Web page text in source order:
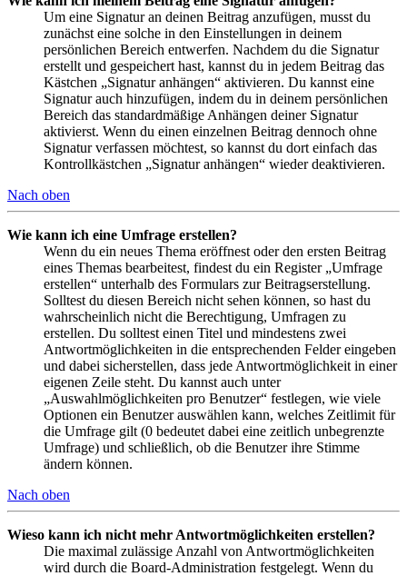
Um eine Signatur an deinen Beitrag anzufügen, musst du
zunächst eine solche in den Einstellungen in deinem
persönlichen Bereich entwerfen. Nachdem du die Signatur
erstellt und gespeichert hast, kannst du in jedem Beitrag das
Kästchen „Signatur anhängen“ aktivieren. Du kannst eine
Signatur auch hinzufügen, indem du in deinem persönlichen
Bereich das standardmäßige Anhängen deiner Signatur
aktivierst. Wenn du einen einzelnen Beitrag dennoch ohne
Signatur verfassen möchtest, so kannst du dort einfach das
Kontrollkästchen „Signatur anhängen“ wieder deaktivieren.
Nach oben
Wie kann ich eine Umfrage erstellen?
Wenn du ein neues Thema eröffnest oder den ersten Beitrag
eines Themas bearbeitest, findest du ein Register „Umfrage
erstellen“ unterhalb des Formulars zur Beitragserstellung.
Solltest du diesen Bereich nicht sehen können, so hast du
wahrscheinlich nicht die Berechtigung, Umfragen zu
erstellen. Du solltest einen Titel und mindestens zwei
Antwortmöglichkeiten in die entsprechenden Felder eingeben
und dabei sicherstellen, dass jede Antwortmöglichkeit in einer
eigenen Zeile steht. Du kannst auch unter
„Auswahlmöglichkeiten pro Benutzer“ festlegen, wie viele
Optionen ein Benutzer auswählen kann, welches Zeitlimit für
die Umfrage gilt (0 bedeutet dabei eine zeitlich unbegrenzte
Umfrage) und schließlich, ob die Benutzer ihre Stimme
ändern können.
Nach oben
Wieso kann ich nicht mehr Antwortmöglichkeiten erstellen?
Die maximal zulässige Anzahl von Antwortmöglichkeiten
wird durch die Board-Administration festgelegt. Wenn du